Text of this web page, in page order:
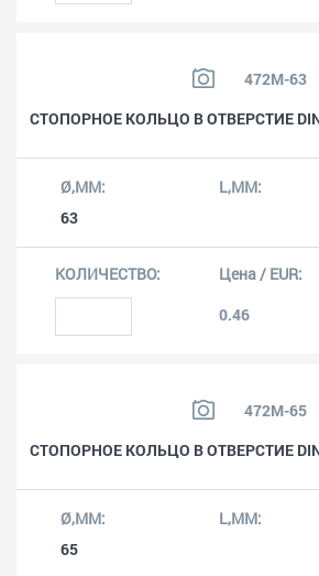
472M-63
СТОПОРНОЕ КОЛЬЦО В ОТВЕРСТИЕ
63
0.46
472M-65
СТОПОРНОЕ КОЛЬЦО В ОТВЕРСТИЕ
65